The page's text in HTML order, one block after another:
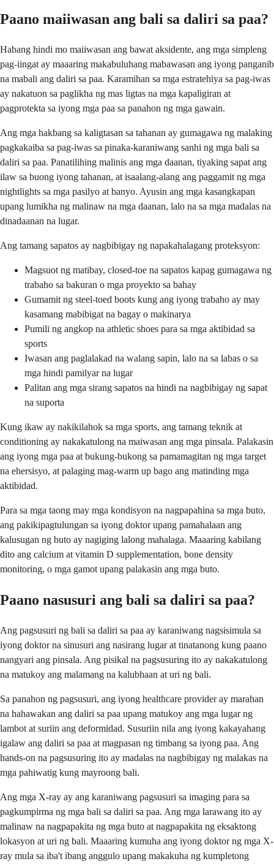
Paano maiiwasan ang bali sa daliri sa paa?
Habang hindi mo maiiwasan ang bawat aksidente, ang mga simpleng
pag-iingat ay maaaring makabuluhang mabawasan ang iyong panganib
na mabali ang daliri sa paa. Karamihan sa mga estratehiya sa pag-iwas
ay nakatuon sa paglikha ng mas ligtas na mga kapaligiran at
pagprotekta sa iyong mga paa sa panahon ng mga gawain.
Ang mga hakbang sa kaligtasan sa tahanan ay gumagawa ng malaking
pagkakaiba sa pag-iwas sa pinaka-karaniwang sanhi ng mga bali sa
daliri sa paa. Panatilihing malinis ang mga daanan, tiyaking sapat ang
ilaw sa buong iyong tahanan, at isaalang-alang ang paggamit ng mga
nightlights sa mga pasilyo at banyo. Ayusin ang mga kasangkapan
upang lumikha ng malinaw na mga daanan, lalo na sa mga madalas na
dinadaanan na lugar.
Ang tamang sapatos ay nagbibigay ng napakahalagang proteksyon:
Magsuot ng matibay, closed-toe na sapatos kapag gumagawa ng
trabaho sa bakuran o mga proyekto sa bahay
Gumamit ng steel-toed boots kung ang iyong trabaho ay may
kasamang mabibigat na bagay o makinarya
Pumili ng angkop na athletic shoes para sa mga aktibidad sa
sports
Iwasan ang paglalakad na walang sapin, lalo na sa labas o sa
mga hindi pamilyar na lugar
Palitan ang mga sirang sapatos na hindi na nagbibigay ng sapat
na suporta
Kung ikaw ay nakikilahok sa mga sports, ang tamang teknik at
conditioning ay nakakatulong na maiwasan ang mga pinsala. Palakasin
ang iyong mga paa at bukung-bukong sa pamamagitan ng mga target
na ehersisyo, at palaging mag-warm up bago ang matinding mga
aktibidad.
Para sa mga taong may mga kondisyon na nagpapahina sa mga buto,
ang pakikipagtulungan sa iyong doktor upang pamahalaan ang
kalusugan ng buto ay nagiging lalong mahalaga. Maaaring kabilang
dito ang calcium at vitamin D supplementation, bone density
monitoring, o mga gamot upang palakasin ang mga buto.
Paano nasusuri ang bali sa daliri sa paa?
Ang pagsusuri ng bali sa daliri sa paa ay karaniwang nagsisimula sa
iyong doktor na sinusuri ang nasirang lugar at tinatanong kung paano
nangyari ang pinsala. Ang pisikal na pagsusuring ito ay nakakatulong
na matukoy ang malamang na kalubhaan at uri ng bali.
Sa panahon ng pagsusuri, ang iyong healthcare provider ay marahan
na hahawakan ang daliri sa paa upang matukoy ang mga lugar ng
lambot at suriin ang deformidad. Susuriin nila ang iyong kakayahang
igalaw ang daliri sa paa at magpasan ng timbang sa iyong paa. Ang
hands-on na pagsusuring ito ay madalas na nagbibigay ng malakas na
mga pahiwatig kung mayroong bali.
Ang mga X-ray ay ang karaniwang pagsusuri sa imaging para sa
pagkumpirma ng mga bali sa daliri sa paa. Ang mga larawang ito ay
malinaw na nagpapakita ng mga buto at nagpapakita ng eksaktong
lokasyon at uri ng bali. Maaaring kumuha ang iyong doktor ng mga X-
ray mula sa iba't ibang anggulo upang makakuha ng kumpletong